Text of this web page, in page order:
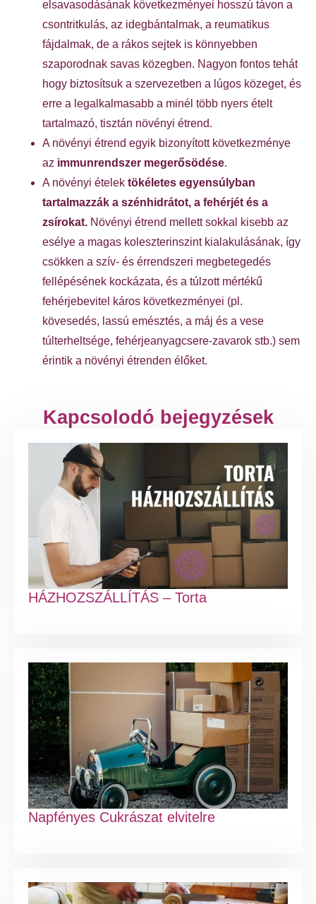
elsavasodásának következményei hosszú távon a
csontritkulás, az idegbántalmak, a reumatikus
fájdalmak, de a rákos sejtek is könnyebben
szaporodnak savas közegben. Nagyon fontos tehát
hogy biztosítsuk a szervezetben a lúgos közeget, és
erre a legalkalmasabb a minél több nyers ételt
tartalmazó, tisztán növényi étrend.
A növényi étrend egyik bizonyított következménye
az immunrendszer megerősödése.
A növényi ételek tökéletes egyensúlyban
tartalmazzák a szénhidrátot, a fehérjét és a
zsírokat. Növényi étrend mellett sokkal kisebb az
esélye a magas koleszterinszint kialakulásának, így
csökken a szív- és érrendszeri megbetegedés
fellépésének kockázata, és a túlzott mértékű
fehérjebevitel káros következményei (pl.
kövesedés, lassú emésztés, a máj és a vese
túlterheltsége, fehérjeanyagcsere-zavarok stb.) sem
érintik a növényi étrenden élőket.
Kapcsolodó bejegyzések
HÁZHOZSZÁLLÍTÁS – Torta
Napfényes Cukrászat elvitelre